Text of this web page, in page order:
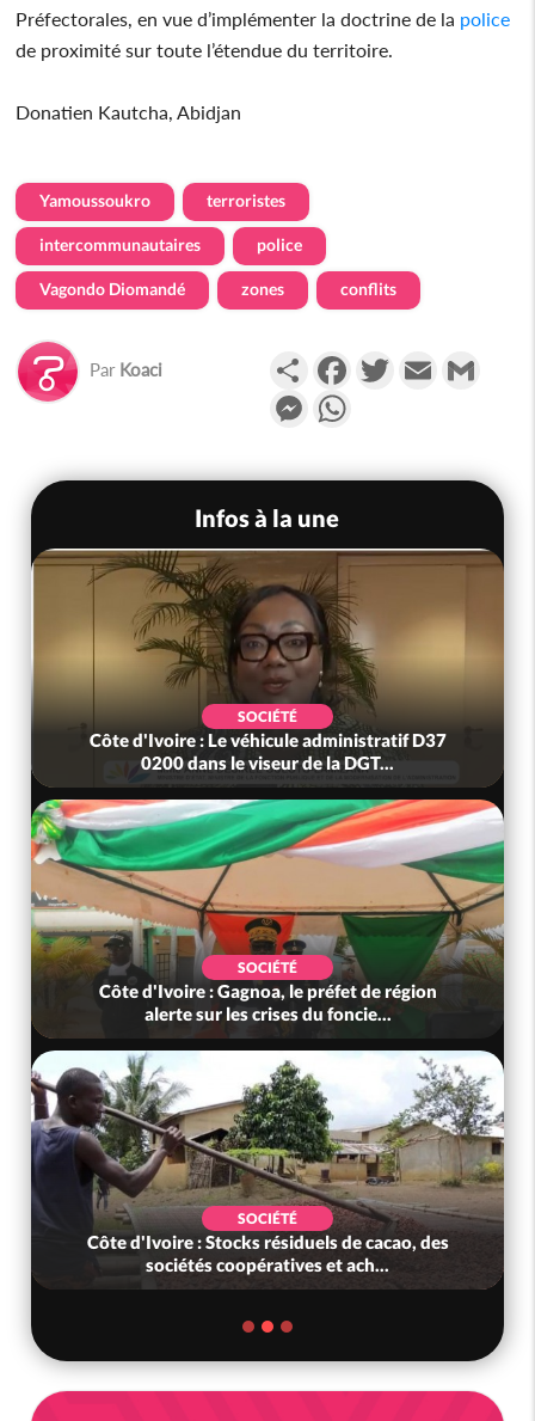
Préfectorales, en vue d’implémenter la doctrine de la police
de proximité sur toute l’étendue du territoire.
Donatien Kautcha, Abidjan
Yamoussoukro terroristes
intercommunautaires police
Vagondo Diomandé zones conflits
Par Koaci PartagerFacebookTwitterEmail
Messenger
Infos à la une
SOCIÉTÉ
Côte d'Ivoire : Le véhicule administratif D37
0200 dans le viseur de la DGT...
SOCIÉTÉ
Côte d'Ivoire : Gagnoa, le préfet de région
alerte sur les crises du foncie...
SOCIÉTÉ
Côte d'Ivoire : Stocks résiduels de cacao, des
sociétés coopératives et ach...